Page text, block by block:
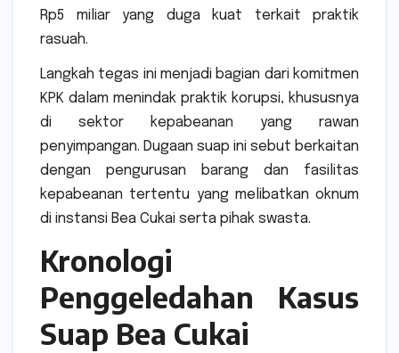
Rp5 miliar yang duga kuat terkait praktik
rasuah.
Langkah tegas ini menjadi bagian dari komitmen
KPK dalam menindak praktik korupsi, khususnya
di sektor kepabeanan yang rawan
penyimpangan. Dugaan suap ini sebut berkaitan
dengan pengurusan barang dan fasilitas
kepabeanan tertentu yang melibatkan oknum
di instansi Bea Cukai serta pihak swasta.
Kronologi
Penggeledahan Kasus
Suap Bea Cukai